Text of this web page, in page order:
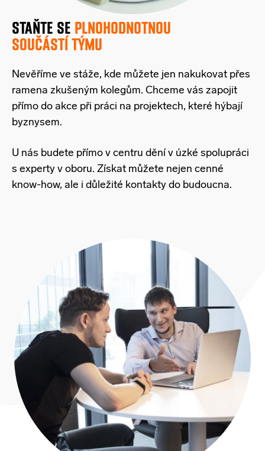
STAŇTE SE PLNOHODNOTNOU
SOUČÁSTÍ TÝMU
Nevěříme ve stáže, kde můžete jen nakukovat přes
ramena zkušeným kolegům. Chceme vás zapojit
přímo do akce při práci na projektech, které hýbají
byznysem.
U nás budete přímo v centru dění v úzké spolupráci
s experty v oboru. Získat můžete nejen cenné
know-how, ale i důležité kontakty do budoucna.